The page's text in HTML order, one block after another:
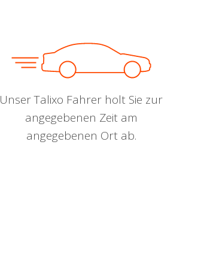
Unser Talixo Fahrer holt Sie zur
angegebenen Zeit am
angegebenen Ort ab.